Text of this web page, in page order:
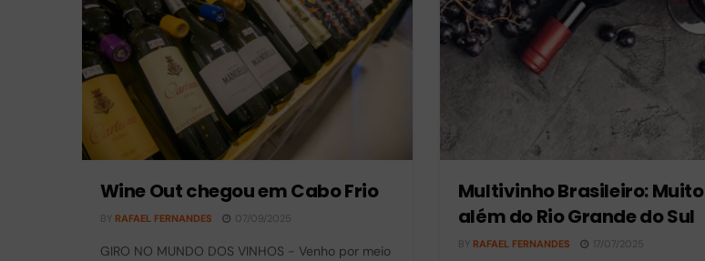
Wine Out chegou em Cabo Frio
BY RAFAEL FERNANDES 07/09/2025
GIRO NO MUNDO DOS VINHOS - Venho por meio
Multivinho Brasileiro: Muito
além do Rio Grande do Sul
BY RAFAEL FERNANDES 17/07/2025